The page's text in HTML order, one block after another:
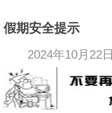
假期安全提示
2024年10月22日